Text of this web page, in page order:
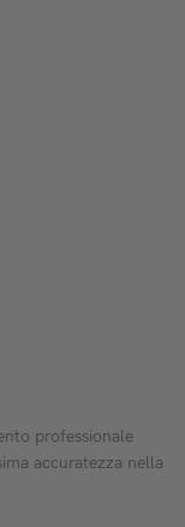
professionale
accuratezza nella